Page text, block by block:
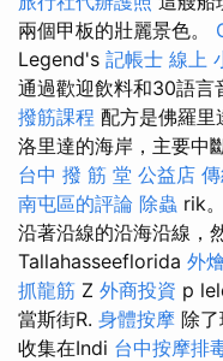
兩個甲板的壯麗景色。
Legend's 記帳士 線上
通過歡迎飲料和30語言
撥筋課程 配方是佛羅里
洛里達的海岸，主要中
台中 撥 筋 堂 公益店
南屯區的評論 除蟲 rik。
沿著沿線的沿海沿線，
Tallahasseeflorida 外
抓龍筋 Z 外商投資 p
當斯街R. 身體按摩 除
收集在Indi 台中按摩排